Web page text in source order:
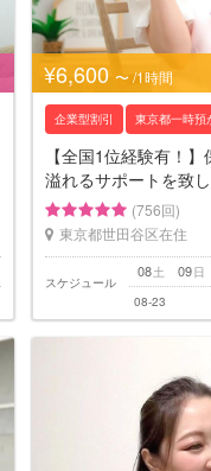
¥6,600 〜 /1時間
企業型割引 東京都一時預
【全国1位経験有！
溢れるサポートを致
(756回)
東京都世田谷区在住
スケジュール
土
08 日
09
08-23